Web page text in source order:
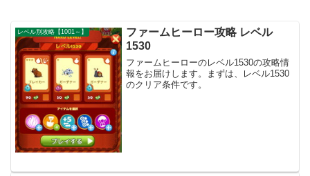
レベル別攻略【1001～】
ファームヒーロー攻略 レベル
1530
ファームヒーローのレベル1530の攻略情
報をお届けします。まずは、レベル1530
のクリア条件です。